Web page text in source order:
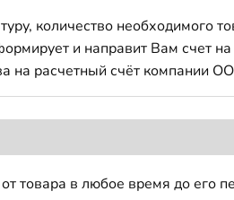
количество необходимого
и направит Вам счет на
на расчетный счёт компании
товара в любое время до его